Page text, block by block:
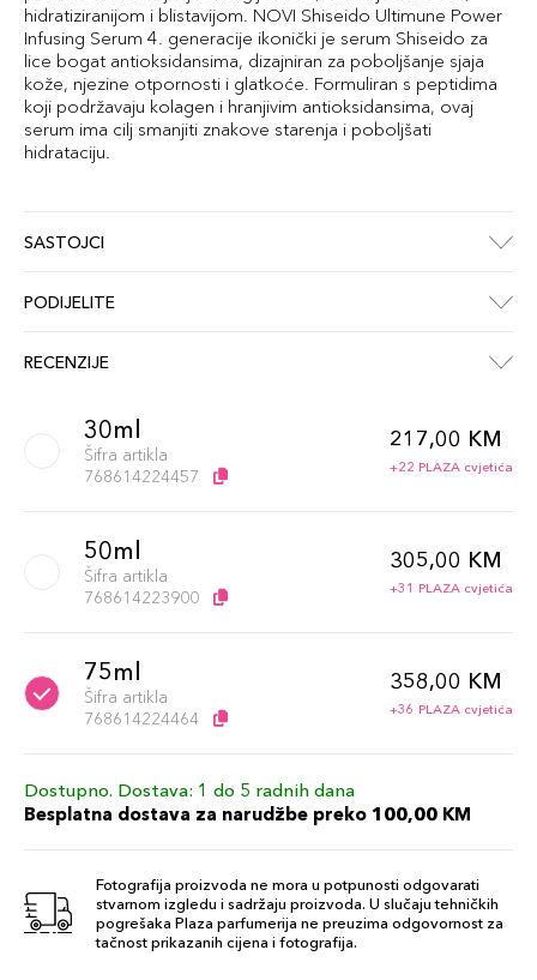
hidratiziranijom i blistavijom. NOVI Shiseido Ultimune Power
Infusing Serum 4. generacije ikonički je serum Shiseido za
lice bogat antioksidansima, dizajniran za poboljšanje sjaja
kože, njezine otpornosti i glatkoće. Formuliran s peptidima
koji podržavaju kolagen i hranjivim antioksidansima, ovaj
serum ima cilj smanjiti znakove starenja i poboljšati
hidrataciju.
SASTOJCI
PODIJELITE
RECENZIJE
30ml
Šifra artikla
768614224457
217,00 KM
+22 PLAZA cvjetića
50ml
Šifra artikla
768614223900
305,00 KM
+31 PLAZA cvjetića
75ml
Šifra artikla
768614224464
358,00 KM
+36 PLAZA cvjetića
Dostupno. Dostava: 1 do 5 radnih dana
Besplatna dostava za narudžbe preko 100,00 KM
Fotografija proizvoda ne mora u potpunosti odgovarati
stvarnom izgledu i sadržaju proizvoda. U slučaju tehničkih
pogrešaka Plaza parfumerija ne preuzima odgovornost za
tačnost prikazanih cijena i fotografija.